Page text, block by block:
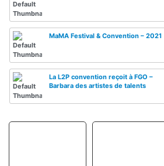
MaMA Festival & Convention – 2021
La L2P convention reçoit à FGO –
Barbara des artistes de talents